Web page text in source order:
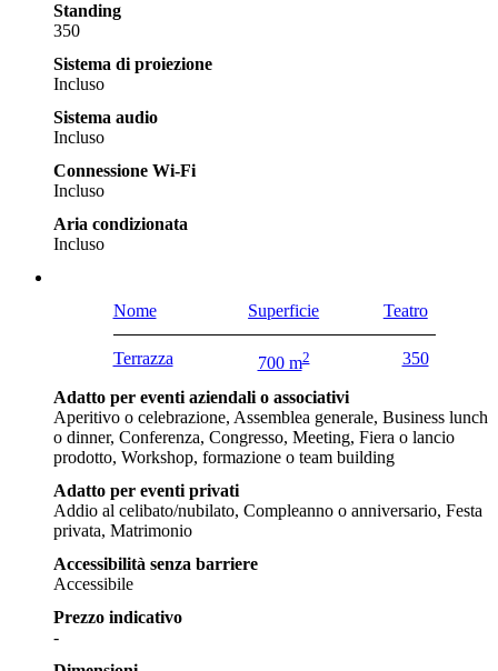
Standing
350
Sistema di proiezione
Incluso
Sistema audio
Incluso
Connessione Wi-Fi
Incluso
Aria condizionata
Incluso
Nome Superficie Teatro
Terrazza 700 m2 350
Adatto per eventi aziendali o associativi
Aperitivo o celebrazione, Assemblea generale, Business lunch
o dinner, Conferenza, Congresso, Meeting, Fiera o lancio
prodotto, Workshop, formazione o team building
Adatto per eventi privati
Addio al celibato/nubilato, Compleanno o anniversario, Festa
privata, Matrimonio
Accessibilità senza barriere
Accessibile
Prezzo indicativo
-